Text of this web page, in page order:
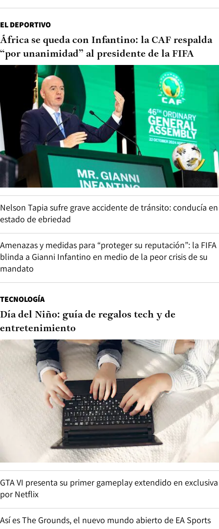
EL DEPORTIVO
África se queda con Infantino: la CAF respalda
“por unanimidad” al presidente de la FIFA
Nelson Tapia sufre grave accidente de tránsito: conducía en
estado de ebriedad
Amenazas y medidas para “proteger su reputación”: la FIFA
blinda a Gianni Infantino en medio de la peor crisis de su
mandato
TECNOLOGÍA
Día del Niño: guía de regalos tech y de
entretenimiento
GTA VI presenta su primer gameplay extendido en exclusiva
por Netflix
Así es The Grounds, el nuevo mundo abierto de EA Sports